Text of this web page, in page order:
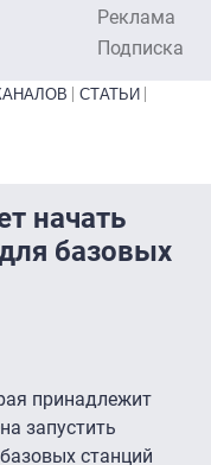
Реклама
Подписка
СТАТЬИ
начать
базовых
принадлежит
запустить
станций